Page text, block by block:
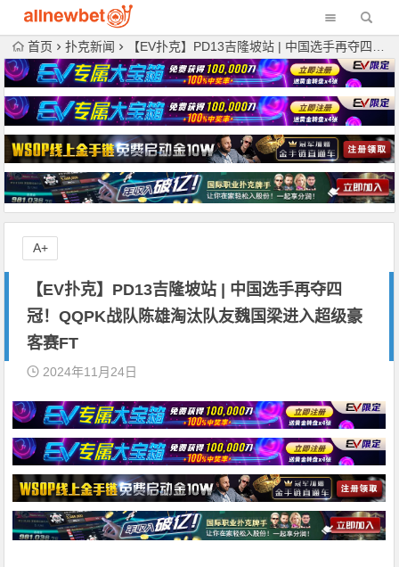
首页 扑克新闻 【EV扑克】PD13吉隆坡站 | 中国选手再夺四冠！QQPK战队陈雄淘汰队友魏国梁进入超级豪客赛FT
【EV扑克】PD13吉隆坡站 | 中国选手再夺四
冠！QQPK战队陈雄淘汰队友魏国梁进入超级豪
客赛FT
2024年11月24日
A+